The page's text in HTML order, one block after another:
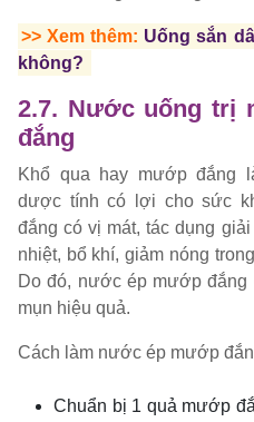
>> Xem thêm: Uống sắn
không?
2.7. Nước uống trị
đắng
Khổ qua hay mướp đắng
dược tính có lợi cho sức
đắng có vị mát, tác dụng
nhiệt, bổ khí, giảm nóng
Do đó, nước ép mướp
mụn hiệu quả.
Cách làm nước ép mướp
Chuẩn bị 1 quả mướp